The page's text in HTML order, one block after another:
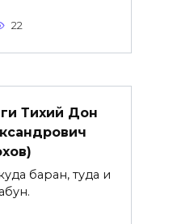
22
Тихий Дон
баран, туда и